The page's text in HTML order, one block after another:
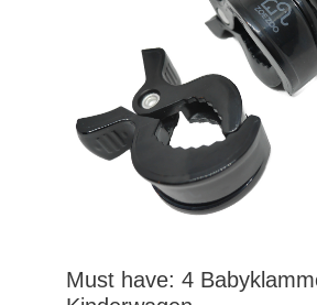
Must have: 4